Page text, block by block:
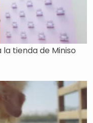
tienda de Miniso